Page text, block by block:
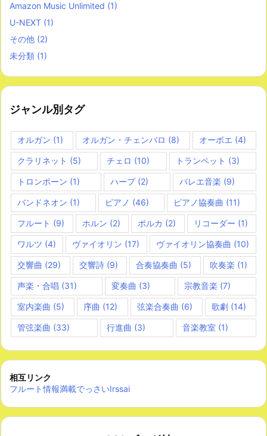
Amazon Music Unlimited (1)
U-NEXT (1)
その他 (2)
未分類 (1)
ジャンル別タグ
オルガン (1) オルガン・チェンバロ (8) オーボエ (4)
クラリネット (5) チェロ (10) トランペット (3)
トロンボーン (1) ハープ(2) バレエ音楽 (9)
バンドネオン (1) ピアノ (46) ピアノ協奏曲 (11)
フルート (9) ホルン (2) ポルカ (2) リコーダー (1)
ワルツ (4) ヴァイオリン (17) ヴァイオリン協奏曲 (10)
交響曲 (29) 交響詩(9) 合奏協奏曲 (5) 吹奏楽 (1)
声楽・合唱 (31) 変奏曲 (3) 宗教音楽 (7)
室内楽曲 (5) 序曲 (12) 弦楽合奏曲 (6) 歌劇(14)
管弦楽曲 (33) 行進曲 (3) 音楽教室 (1)
相互リンク
フルート情報満載でっさいIrssai